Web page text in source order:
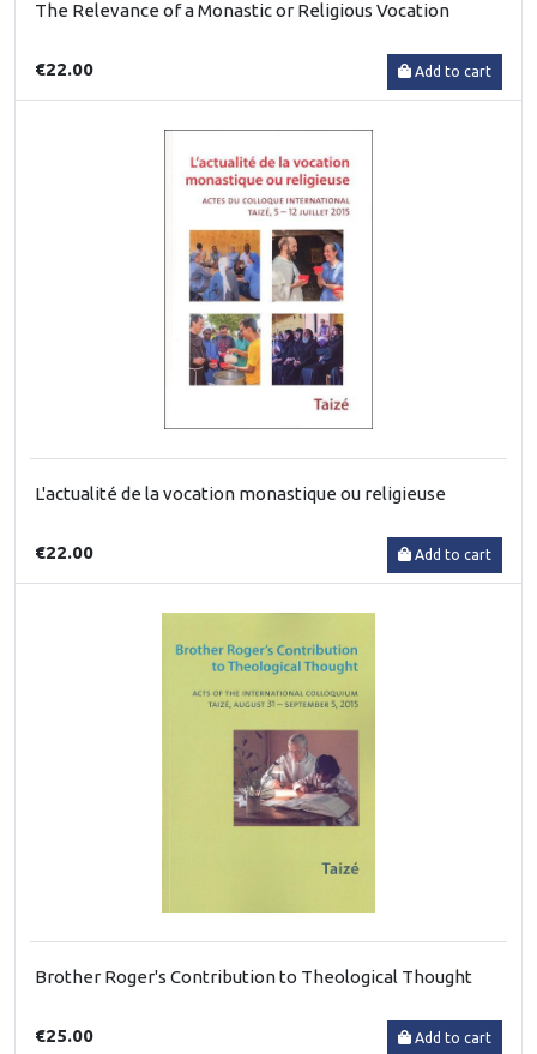
The Relevance of a Monastic or Religious Vocation
€22.00 Add to cart
L'actualité de la vocation monastique ou religieuse
€22.00 Add to cart
Brother Roger's Contribution to Theological Thought
€25.00 Add to cart